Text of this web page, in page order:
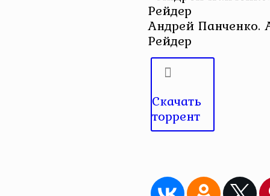
Андрей Панченко.
Рейдер
Скачать
торрент